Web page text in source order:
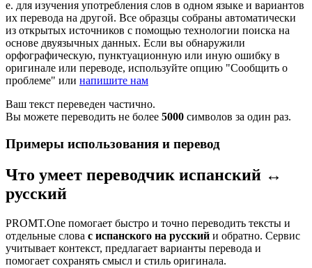
е. для изучения употребления слов в одном языке и вариантов
их перевода на другой. Все образцы собраны автоматически
из открытых источников с помощью технологии поиска на
основе двуязычных данных. Если вы обнаружили
орфографическую, пунктуационную или иную ошибку в
оригинале или переводе, используйте опцию "Сообщить о
проблеме" или напишите нам
Ваш текст переведен частично.
Вы можете переводить не более 5000 символов за один раз.
Примеры использования и перевод
Что умеет переводчик испанский ↔
русский
PROMT.One помогает быстро и точно переводить тексты и
отдельные слова с испанского на русский и обратно. Сервис
учитывает контекст, предлагает варианты перевода и
помогает сохранять смысл и стиль оригинала.